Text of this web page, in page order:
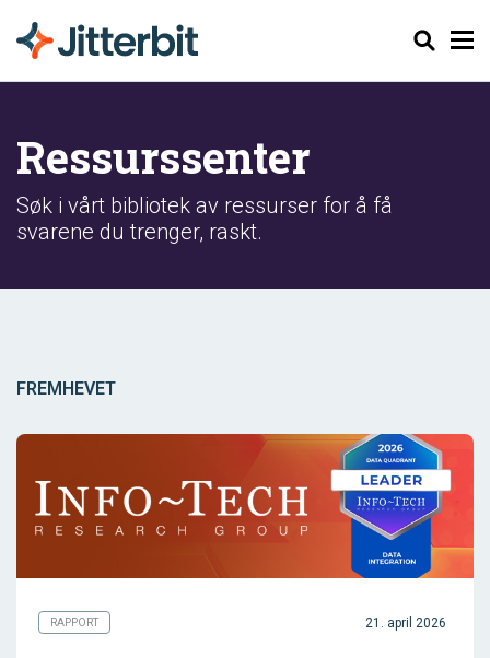
Søk
Ressurssenter
Søk i vårt bibliotek av ressurser for å få
svarene du trenger, raskt.
FREMHEVET
RAPPORT 21. april 2026